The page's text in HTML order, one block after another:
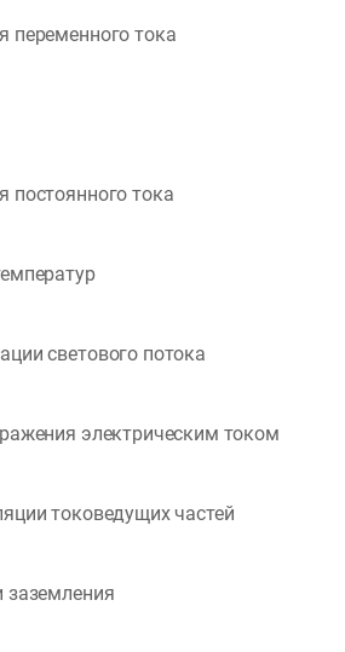
переменного тока
постоянного тока
светового потока
электрическим током
токоведущих частей
заземления